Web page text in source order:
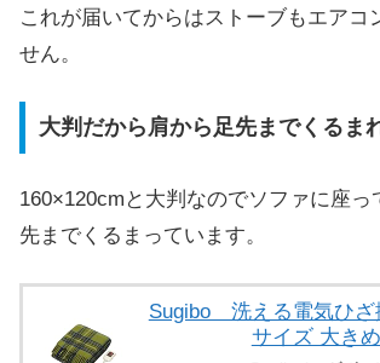
これが届いてからはストーブもエアコ
せん。
大判だから肩から足先までくるま
160×120cmと大判なのでソファに座っ
先までくるまっています。
Sugibo 洗える電気ひざ
サイズ 大きめ